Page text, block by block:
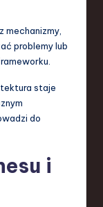
mechanizmy,
problemy lub
staje
do
i